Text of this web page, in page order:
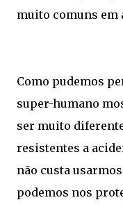
muito comuns em
Como pudemos
super-humano
ser muito
resistentes a
não custa
podemos nos